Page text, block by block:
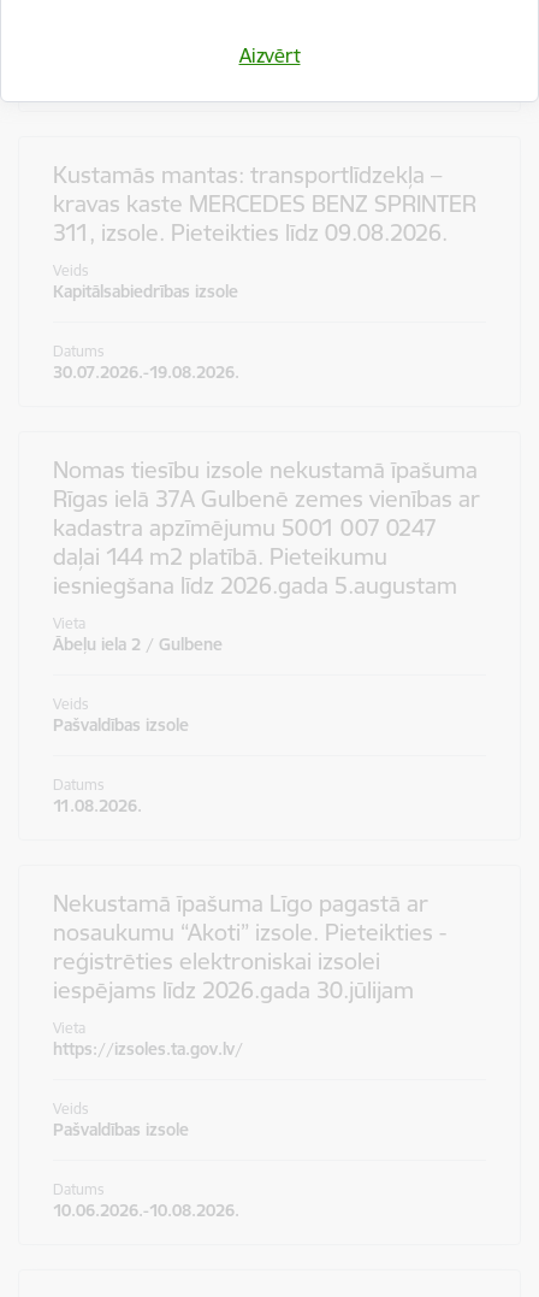
Aizvērt
Kustamās mantas: transportlīdzekļa –
kravas kaste MERCEDES BENZ SPRINTER
311, izsole. Pieteikties līdz 09.08.2026.
Veids
Kapitālsabiedrības izsole
Datums
30.07.2026.-19.08.2026.
Nomas tiesību izsole nekustamā īpašuma
Rīgas ielā 37A Gulbenē zemes vienības ar
kadastra apzīmējumu 5001 007 0247
daļai 144 m2 platībā. Pieteikumu
iesniegšana līdz 2026.gada 5.augustam
Vieta
Ābeļu iela 2 / Gulbene
Veids
Pašvaldības izsole
Datums
11.08.2026.
Nekustamā īpašuma Līgo pagastā ar
nosaukumu “Akoti” izsole. Pieteikties -
reģistrēties elektroniskai izsolei
iespējams līdz 2026.gada 30.jūlijam
Vieta
https://izsoles.ta.gov.lv/
Veids
Pašvaldības izsole
Datums
10.06.2026.-10.08.2026.